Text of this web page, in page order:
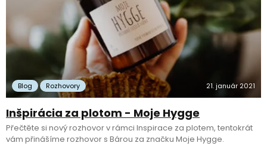
Blog Rozhovory 21. január 2021
Inšpirácia za plotom - Moje Hygge
Přečtěte si nový rozhovor v rámci Inspirace za plotem, tentokrát
vám přinášíme rozhovor s Bárou za značku Moje Hygge.